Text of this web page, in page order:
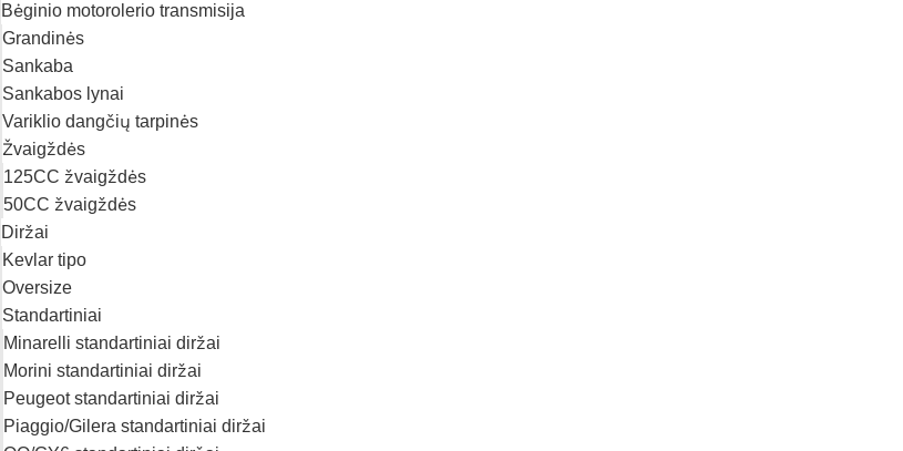
Bėginio motorolerio transmisija
Grandinės
Sankaba
Sankabos lynai
Variklio dangčių tarpinės
Žvaigždės
125CC žvaigždės
50CC žvaigždės
Diržai
Kevlar tipo
Oversize
Standartiniai
Minarelli standartiniai diržai
Morini standartiniai diržai
Peugeot standartiniai diržai
Piaggio/Gilera standartiniai diržai